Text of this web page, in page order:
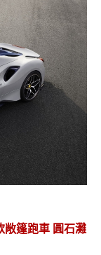
篷跑車 圓石灘